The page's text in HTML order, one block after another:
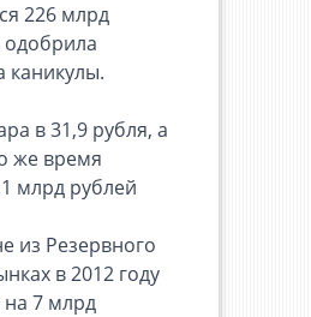
226 млрд
одобрила
каникулы.
в 31,9 рубля, а
же время
млрд рублей
из Резервного
в 2012 году
7 млрд